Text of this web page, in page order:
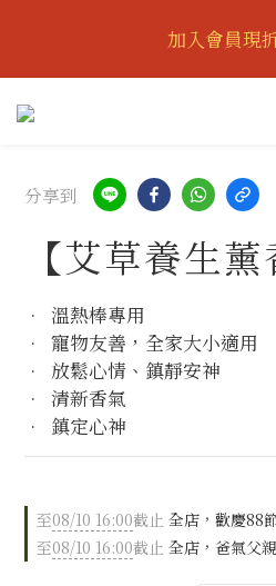
👔歡慶父親節｜全館95折｜
員可再享專
加入會員現
👔歡慶父親節｜全館95折｜
員可再享專
分享到
【艾草養生薰
•  溫熱棒專用
•  寵物友善，全家大小適用
•  放鬆心情、鎮靜安神
•  清新香氣
•  鎮定心神
至08/10 16:00截止 全店，歡慶88
至08/10 16:00截止 全店，爸氣父